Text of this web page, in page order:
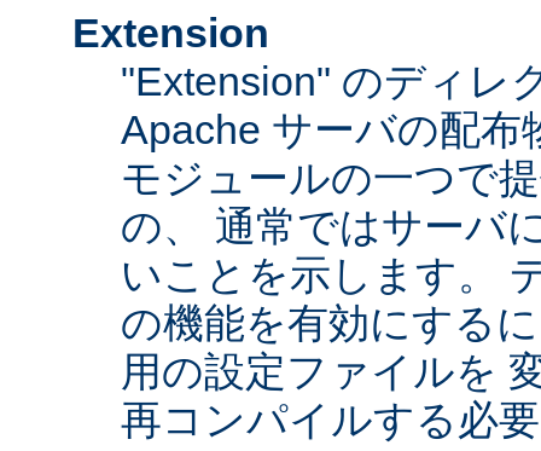
Extension
"Extension" のディレ
Apache サーバの配布
モジュールの一つで
の、 通常ではサーバ
いことを示します。
の機能を有効にする
用の設定ファイルを
再コンパイルする必